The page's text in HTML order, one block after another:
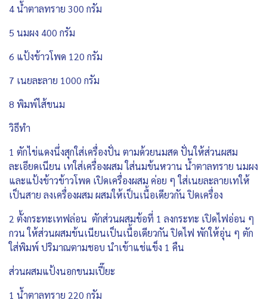
4 น้ำตาลทราย 300 กรัม
5 นมผง 400 กรัม
6 แป้งข้าวโพด 120 กรัม
7 เนยละลาย 1000 กรัม
8 พิมพ์ไส้ขนม
วิธีทำ
1 ตักไข่แดงนึ่งสุกใส่เครื่องปั่น ตามด้วยนมสด ปั่นให้ส่วนผสม
ละเอียดเนียน เทใส่เครื่องผสม ใส่นมข้นหวาน น้ำตาลทราย นมผง
และแป้งข้าวข้าวโพด เปิดเครื่องผสม ค่อย ๆ ใส่เนยละลายเทให้
เป็นสาย ลงเครื่องผสม ผสมให้เป็นเนื้อเดียวกัน ปิดเครื่อง
2 ตั้งกระทะเทฟล่อน ตักส่วนผสมข้อที่ 1 ลงกระทะ เปิดไฟอ่อน ๆ
กวน ให้ส่วนผสมข้นเนียนเป็นเนื้อเดียวกัน ปิดไฟ พักให้อุ่น ๆ ตัก
ใส่พิมพ์ ปริมาณตามชอบ นำเข้าแช่แข็ง 1 คืน
ส่วนผสมแป้งนอกขนมเปี๊ยะ
1 น้ำตาลทราย 220 กรัม